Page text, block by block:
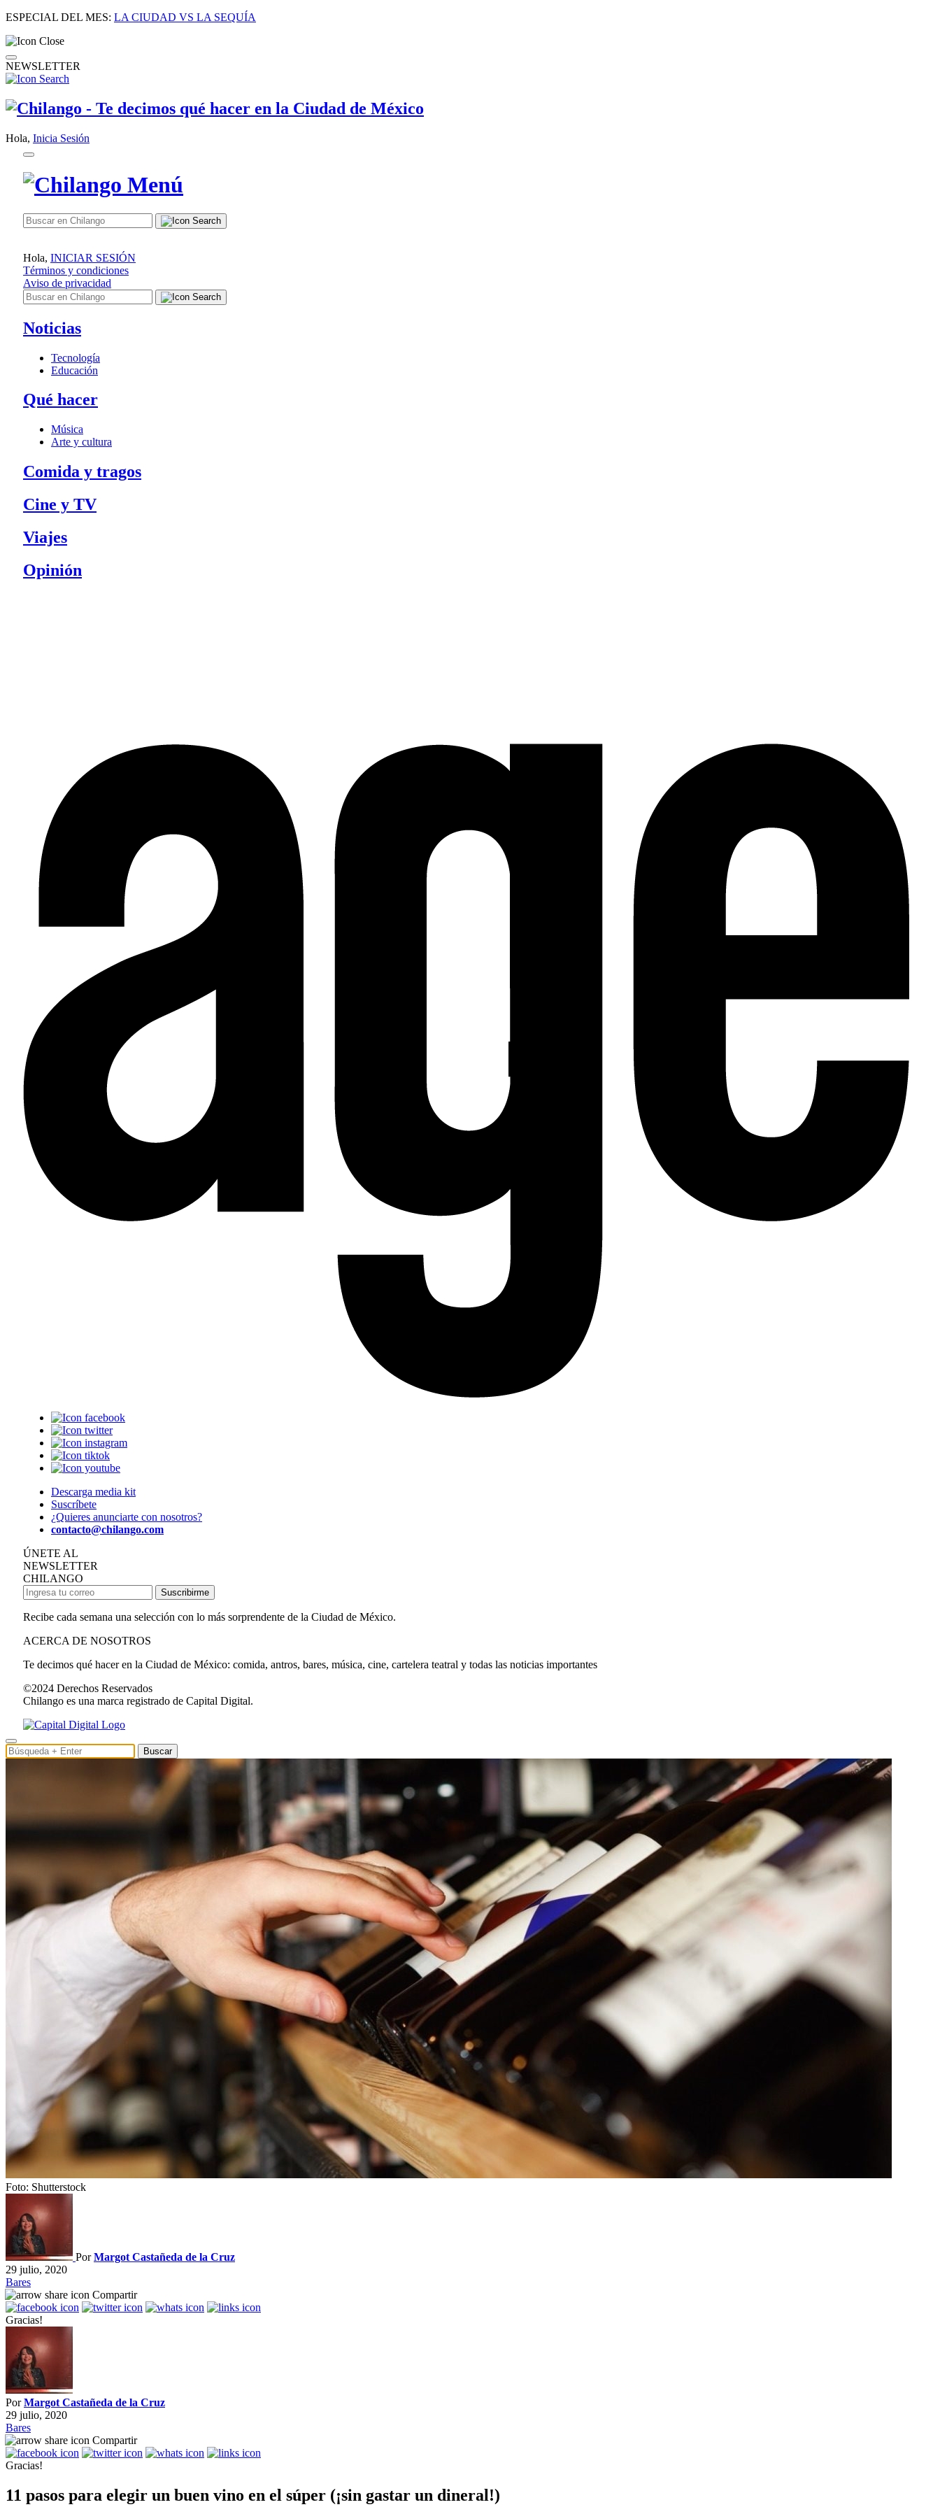
ESPECIAL DEL MES: LA CIUDAD VS LA SEQUÍA
NEWSLETTER
Hola, Inicia Sesión
Hola, INICIAR SESIÓN
Términos y condiciones
Aviso de privacidad
Noticias
Tecnología
Educación
Qué hacer
Música
Arte y cultura
Comida y tragos
Cine y TV
Viajes
Opinión
Descarga media kit
Suscríbete
¿Quieres anunciarte con nosotros?
contacto@chilango.com
ÚNETE AL
NEWSLETTER
CHILANGO
Suscribirme
Recibe cada semana una selección con lo más sorprendente de la Ciudad de México.
ACERCA DE NOSOTROS
Te decimos qué hacer en la Ciudad de México: comida, antros, bares, música, cine, cartelera teatral y todas las noticias importantes
©2024 Derechos Reservados
Chilango es una marca registrado de Capital Digital.
Buscar
Foto: Shutterstock
PorMargot Castañeda de la Cruz
29 julio, 2020
Bares
Compartir
Gracias!
PorMargot Castañeda de la Cruz
29 julio, 2020
Bares
Compartir
Gracias!
11 pasos para elegir un buen vino en el súper (¡sin gastar un dineral!)